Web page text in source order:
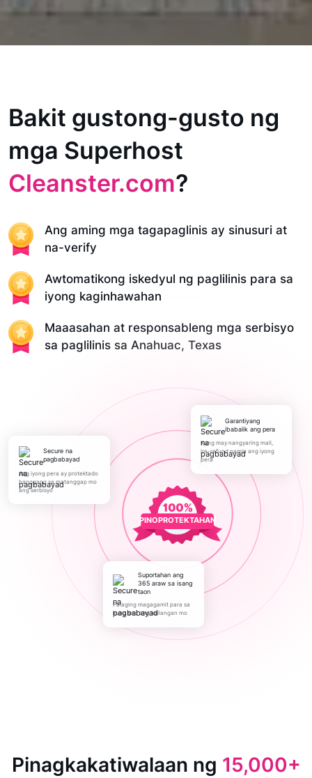
Bakit gustong-gusto ng
mga Superhost
Cleanster.com?
Ang aming mga tagapaglinis ay sinusuri at
na-verify
Awtomatikong iskedyul ng paglilinis para sa
iyong kaginhawahan
Maaasahan at responsableng mga serbisyo
sa paglilinis sa Anahuac, Texas
PINOPROTEKTAHAN
Secure na
pagbabayad
Ang iyong pera ay protektado
hanggang sa matanggap mo
ang serbisyo
Garantiyang
ibabalik ang pera
Kung may nangyaring mali,
ire-refund namin ang iyong
pera
Suportahan ang
365 araw sa isang
taon
Palaging magagamit para sa
kung ano ang kailangan mo
Pinagkakatiwalaan ng 15,000+